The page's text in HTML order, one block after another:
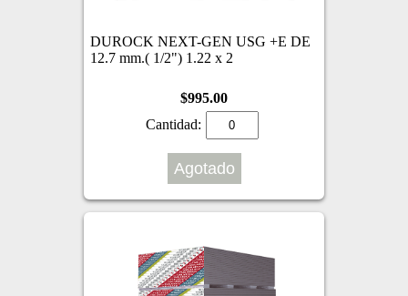
DUROCK NEXT-GEN USG +E DE
12.7 mm.( 1/2") 1.22 x 2
$995.00
Cantidad:
Agotado